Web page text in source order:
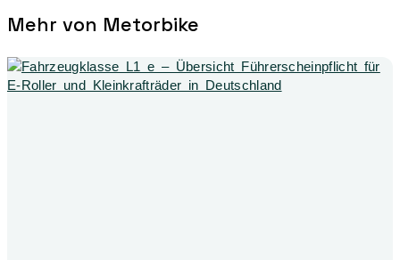
Mehr von Metorbike